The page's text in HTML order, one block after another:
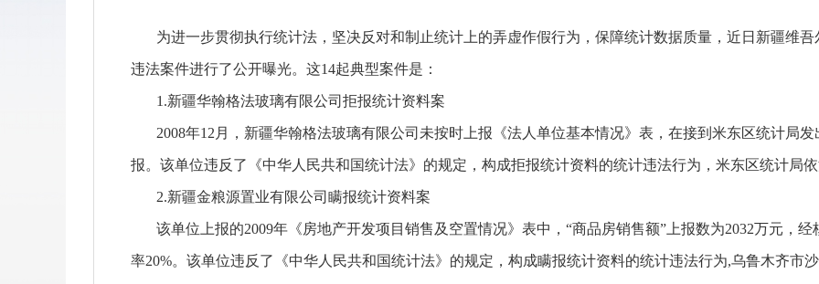
为进一步贯彻执行统计法，坚决反对和制止统计上的弄虚作假行为，保障统计数据质量，近日新疆维吾
违法案件进行了公开曝光。这14起典型案件是：
1.新疆华翰格法玻璃有限公司拒报统计资料案
2008年12月，新疆华翰格法玻璃有限公司未按时上报《法人单位基本情况》表，在接到米东区统计局
报。该单位违反了《中华人民共和国统计法》的规定，构成拒报统计资料的统计违法行为，米东区统计局依
2.新疆金粮源置业有限公司瞒报统计资料案
该单位上报的2009年《房地产开发项目销售及空置情况》表中，“商品房销售额”上报数为2032万元，经
率20%。该单位违反了《中华人民共和国统计法》的规定，构成瞒报统计资料的统计违法行为,乌鲁木齐市